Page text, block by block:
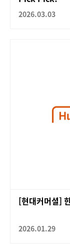
2026.03.03
[현대커머셜]
2026.01.29